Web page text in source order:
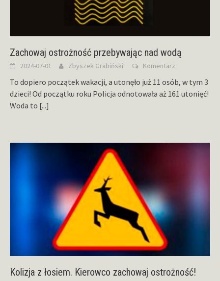
Zachowaj ostrożność przebywając nad wodą
2024-07-01 Zbyszek Grabiński Komentarz
To dopiero początek wakacji, a utonęło już 11 osób, w tym 3
dzieci! Od początku roku Policja odnotowała aż 161 utonięć!
Woda to [...]
Kolizja z łosiem. Kierowco zachowaj ostrożność!